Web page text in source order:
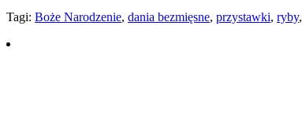
Tagi: Boże Narodzenie, dania bezmięsne, przystawki, ryby,